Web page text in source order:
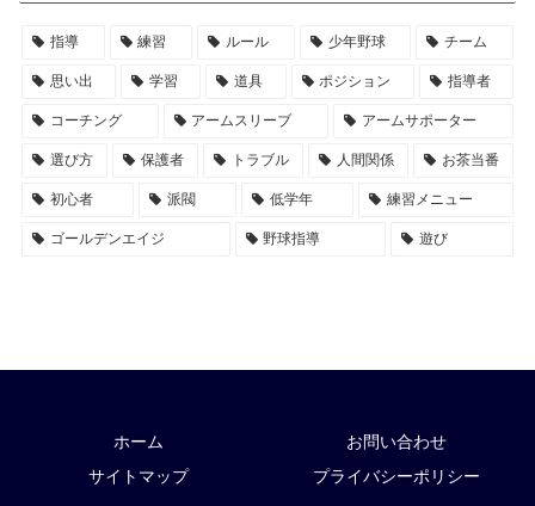
指導 練習 ルール 少年野球 チーム
思い出 学習 道具 ポジション 指導者
コーチング アームスリーブ アームサポーター
選び方 保護者 トラブル 人間関係 お茶当番
初心者 派閥 低学年 練習メニュー
ゴールデンエイジ 野球指導 遊び
ホーム
お問い合わせ
サイトマップ
プライバシーポリシー